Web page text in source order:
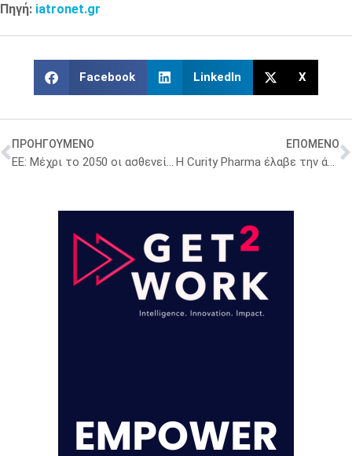
Πηγή: iatronet.gr
Facebook LinkedIn X
ΠΡΟΗΓΟΥΜΕΝΟ
EE: Μέχρι το 2050 οι ασθενείς με μη μεταδοτικά νοσήματα θα φθάσουν τα 7,4 εκατομμύρια
ΕΠΟΜΕΝΟ
Η Curity Pharma έλαβε την άδεια λειτουργίας της πρότυπης φαρμακευτικής μονάδας στην ΒΙ.ΠΕ Λάρισας